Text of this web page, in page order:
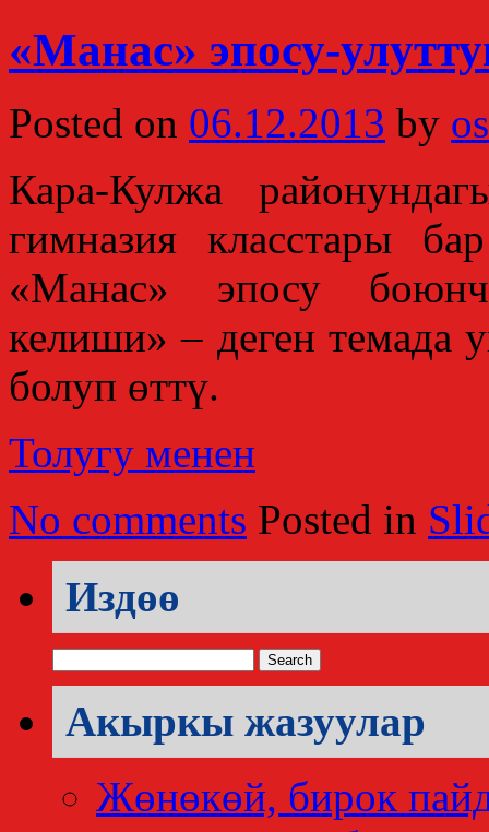
«Манас» эпосу-
Posted on 06.12.2013 by
Кара-Кулжа
гимназия класстары
«Манас» эпосу
келиши» – деген темада
болуп өттү.
Толугу менен
No comments Posted in
Издөө
for:
Акыркы жазуулар
Жөнөкөй, бирок